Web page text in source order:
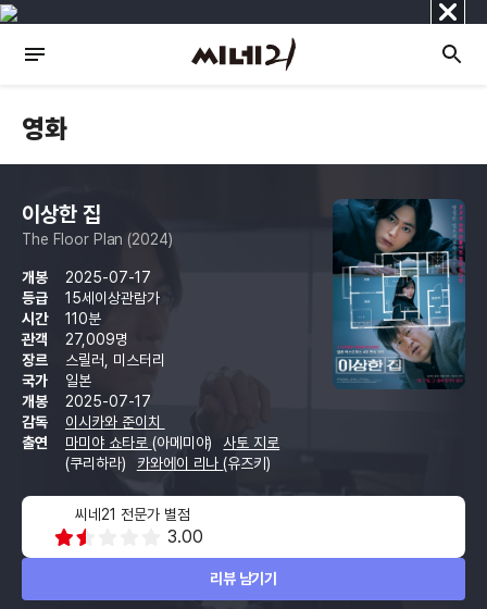
닫
기
영화
이상한 집
The Floor Plan (2024)
개봉
2025-07-17
등급
15세이상관람가
시간
110분
관객
27,009명
장르
스릴러, 미스터리
국가
일본
개봉
2025-07-17
감독
이시카와 준이치
출연
마미야 쇼타로 (아메미야)
사토 지로
(쿠리하라)
카와에이 리나(유즈키)
씨네21 전문가 별점
3.00
리뷰 남기기